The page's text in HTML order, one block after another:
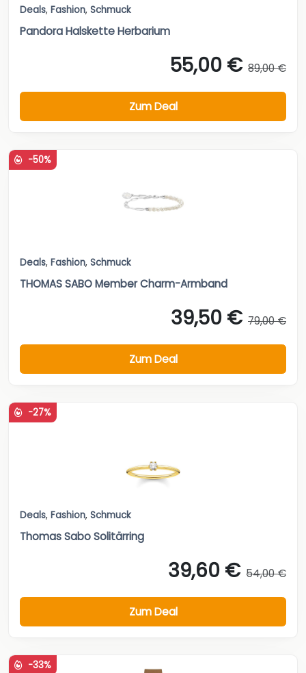
Deals, Fashion, Schmuck
Pandora Halskette Herbarium
55,00 € 89,00 €
Zum Deal
-50%
Deals, Fashion, Schmuck
THOMAS SABO Member Charm-Armband
39,50 € 79,00 €
Zum Deal
-27%
Deals, Fashion, Schmuck
Thomas Sabo Solitärring
39,60 € 54,00 €
Zum Deal
-33%